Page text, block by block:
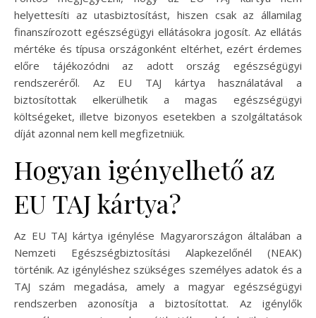
helyettesíti az utasbiztosítást, hiszen csak az államilag
finanszírozott egészségügyi ellátásokra jogosít. Az ellátás
mértéke és típusa országonként eltérhet, ezért érdemes
előre tájékozódni az adott ország egészségügyi
rendszeréről. Az EU TAJ kártya használatával a
biztosítottak elkerülhetik a magas egészségügyi
költségeket, illetve bizonyos esetekben a szolgáltatások
díját azonnal nem kell megfizetniük.
Hogyan igényelhető az
EU TAJ kártya?
Az EU TAJ kártya igénylése Magyarországon általában a
Nemzeti Egészségbiztosítási Alapkezelőnél (NEAK)
történik. Az igényléshez szükséges személyes adatok és a
TAJ szám megadása, amely a magyar egészségügyi
rendszerben azonosítja a biztosítottat. Az igénylők